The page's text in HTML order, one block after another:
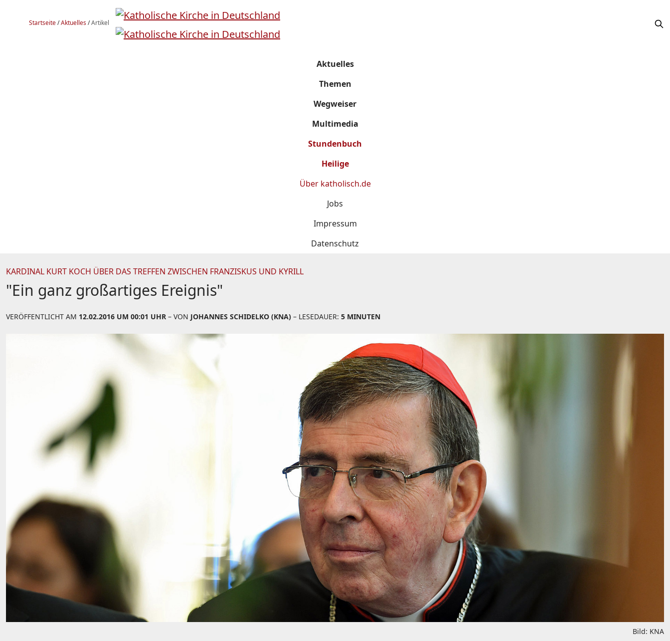
Startseite/Aktuelles/Artikel
Aktuelles
Themen
Wegweiser
Multimedia
Stundenbuch
Heilige
Über katholisch.de
Jobs
Impressum
Datenschutz
KARDINAL KURT KOCH ÜBER DAS TREFFEN ZWISCHEN FRANZISKUS UND KYRILL
"Ein ganz großartiges Ereignis"
VERÖFFENTLICHT AM 12.02.2016 UM 00:01 UHR – VON JOHANNES SCHIDELKO (KNA) – LESEDAUER: 5 MINUTEN
Bild: KNA